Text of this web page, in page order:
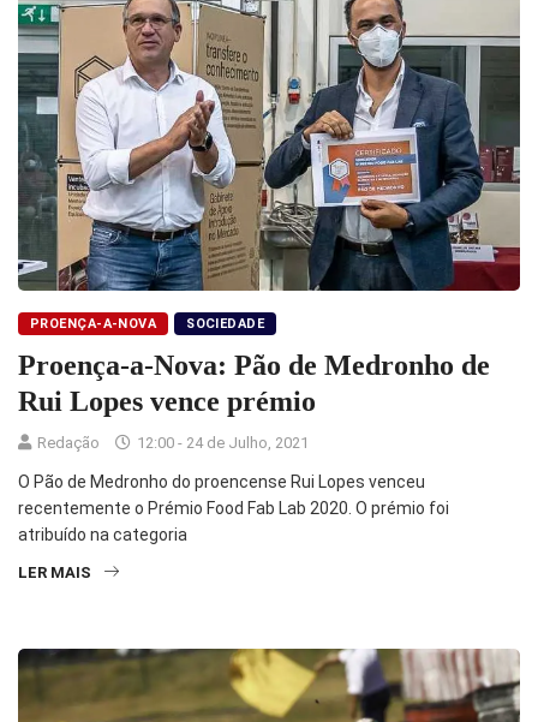
PROENÇA-A-NOVA SOCIEDADE
Proença-a-Nova: Pão de Medronho de
Rui Lopes vence prémio
Redação 12:00 - 24 de Julho, 2021
O Pão de Medronho do proencense Rui Lopes venceu
recentemente o Prémio Food Fab Lab 2020. O prémio foi
atribuído na categoria
LER MAIS